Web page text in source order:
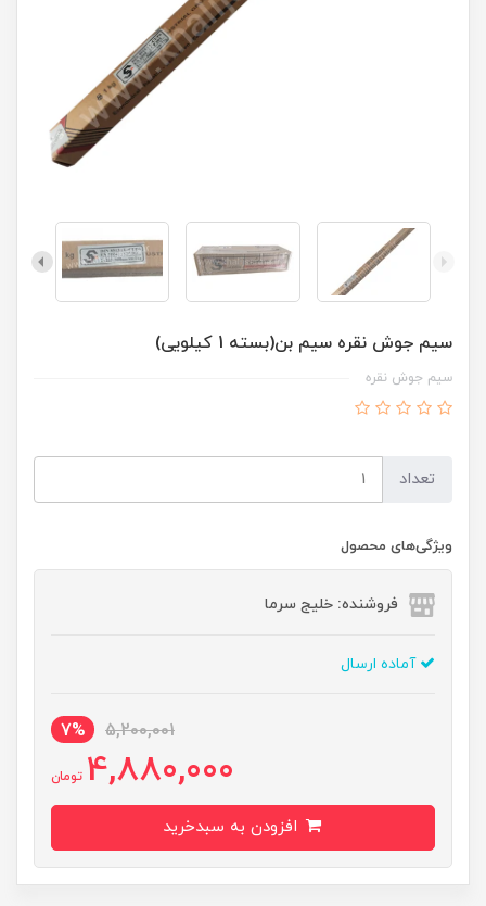
سیم جوش نقره سیم بن(بسته 1 کیلویی)
سیم جوش نقره
تعداد
ویژگی‌های محصول
فروشنده: خلیج سرما
آماده ارسال
5,200,001
7%
4,880,000 تومان